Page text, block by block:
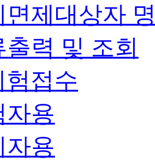
면제대상자
출력 및 조회
접수
자용
자용